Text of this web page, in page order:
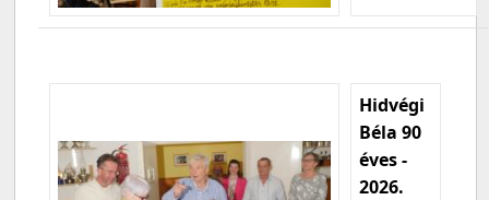
Hidvégi
Béla 90
éves -
2026.